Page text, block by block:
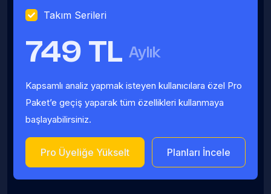
Takım Serileri
749 TL Aylık
Kapsamlı analiz yapmak isteyen kullanıcılara özel Pro
Paket’e geçiş yaparak tüm özellikleri kullanmaya
başlayabilirsiniz.
Pro Üyeliğe Yükselt Planları İncele